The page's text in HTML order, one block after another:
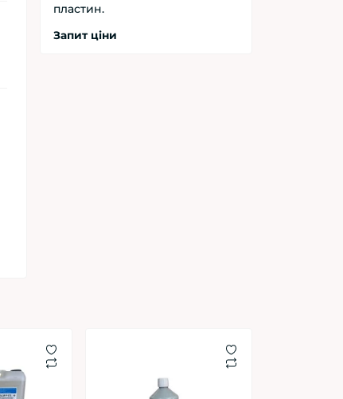
пластин.
Запит ціни